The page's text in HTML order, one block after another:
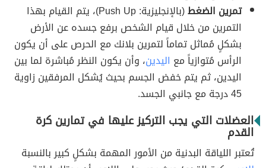
تمرين الضغط
(بالإنجليزية: Push Up)، يتم القيام بهذا
التمرين من خلال قيام الشخص برفع جسده عن الأرض
بشكلٍ مُماثل تماماً لتمرين بلانك مع الحرص على أن يكون
الرأس مُتوازياً مع اليدين، وأن يكون النظر مُباشرة لما بين
اليدين، ثم يتم خفض الجسم بحيث يُشكل المرفقين زاوية
45 درجة مع جانبي الجسد.
العضلات التي يجب التركيز عليها في تمارين كرة
القدم
تُعتبر اللياقة البدنية من الأمور المهمة بشكلٍ كبير بالنسبة